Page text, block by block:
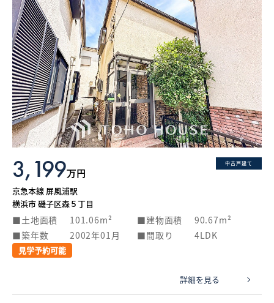
中古戸建て
3,199万円
京急本線 屏風浦駅
横浜市 磯子区森５丁目
土地面積 101.06m² 建物面積
90.67m²
築年数
2002年01月 間取り 4LDK
見学予約可能
詳細を見る